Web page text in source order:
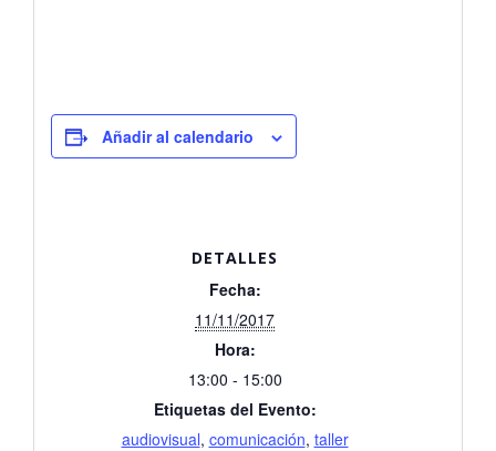
Añadir al calendario
DETALLES
Fecha:
11/11/2017
Hora:
13:00 - 15:00
Etiquetas del Evento:
audiovisual, comunicación, taller